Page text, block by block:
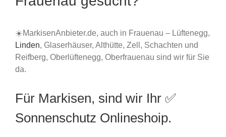
☀️MarkisenAnbieter.de, auch in Frauenau – Lüftenegg,
Linden, Glaserhäuser, Althütte, Zell, Schachten und
Reifberg, Oberlüftenegg, Oberfrauenau sind wir für Sie
da.
Für Markisen, sind wir Ihr ✅
Sonnenschutz Onlineshoip.